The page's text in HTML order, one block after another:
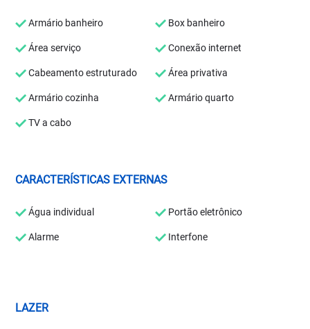
Armário banheiro Box banheiro
Área serviço Conexão internet
Cabeamento estruturado Área privativa
Armário cozinha Armário quarto
TV a cabo
CARACTERÍSTICAS EXTERNAS
Água individual Portão eletrônico
Alarme Interfone
LAZER